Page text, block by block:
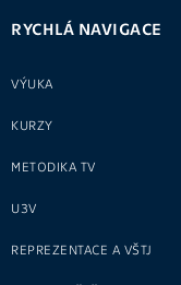
RYCHLÁ NAVIGACE
VÝUKA
KURZY
METODIKA TV
U3V
REPREZENTACE A VŠTJ